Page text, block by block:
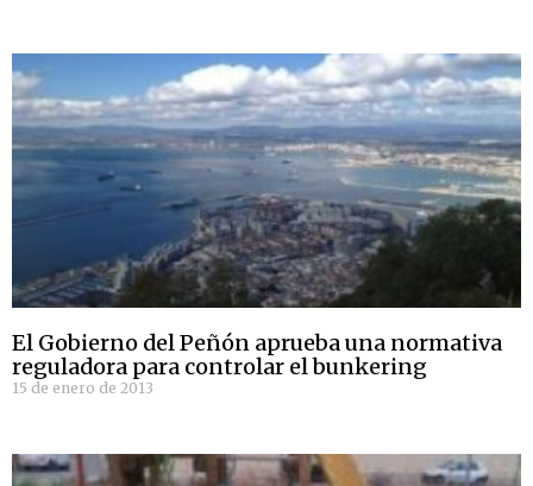
El Gobierno del Peñón aprueba una normativa
reguladora para controlar el bunkering
15 de enero de 2013